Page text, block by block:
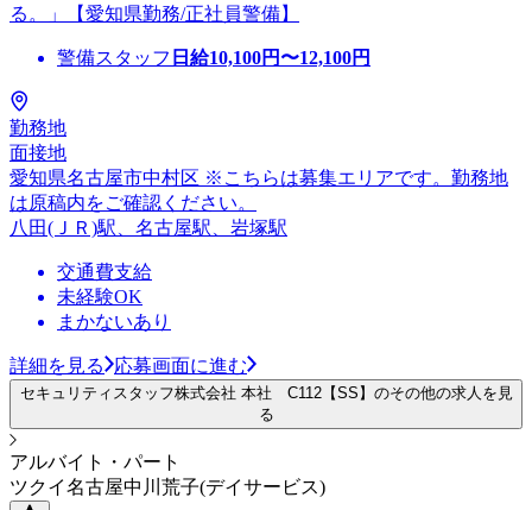
る。」【愛知県勤務/正社員警備】
警備スタッフ 日給10,100円〜12,100円
勤務地
面接地
愛知県名古屋市中村区 ※こちらは募集エリアです。勤務地
は原稿内をご確認ください。
八田(ＪＲ)駅、名古屋駅、岩塚駅
交通費支給
未経験OK
まかないあり
詳細を見る 応募画面に進む
セキュリティスタッフ株式会社 本社 C112【SS】のその他の求人を見
る
アルバイト・パート
ツクイ名古屋中川荒子(デイサービス)